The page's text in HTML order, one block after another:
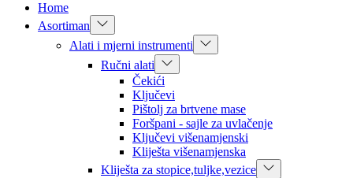
Home
Asortiman
Alati i mjerni instrumenti
Ručni alati
Čekići
Ključevi
Pištolj za brtvene mase
Foršpani - sajle za uvlačenje
Ključevi višenamjenski
Kliješta višenamjenska
Kliješta za stopice,tuljke,vezice